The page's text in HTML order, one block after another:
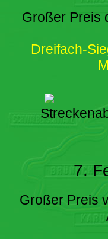
Großer Preis
Dreifach-
7.
Großer Preis